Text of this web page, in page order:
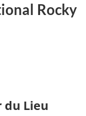
Rocky
du Lieu